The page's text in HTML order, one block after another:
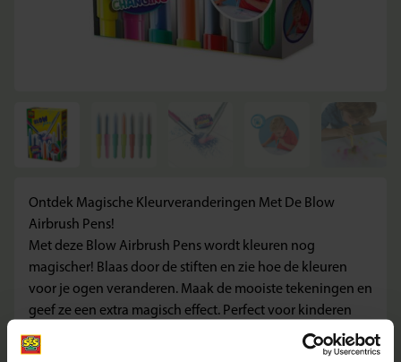
Ontdek Magische Kleurveranderingen Met De Blow
Airbrush Pens!
Met deze Blow Airbrush Pens wordt kleuren nog
magischer! Blaas door de stiften en zie hoe de kleuren
voor je ogen veranderen. Maak de mooiste tekeningen en
geef ze een extra magisch effect. Perfect voor kinderen
die van kleuren en magie houden!
Unieke Eigenschappen: